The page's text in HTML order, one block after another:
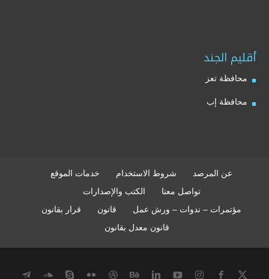
أقليم الجند
محافظة تعز
محافظة إب
عن المرصد شروط الاستخدام
خدمات الموقع
تواصل معنا
الكتب والإصدارات
مؤتمرات – ندوات – ورش عمل
قانون
قرار بقانون
قانون معدل بقانون